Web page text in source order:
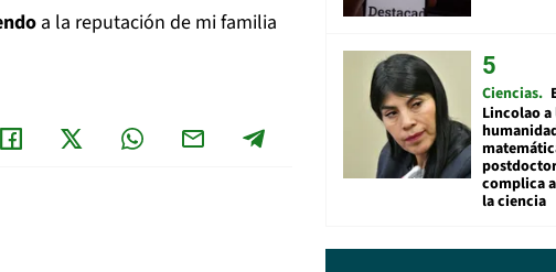
a la reputación de mi familia
Ciencias
Lincolao a
complica
la ciencia